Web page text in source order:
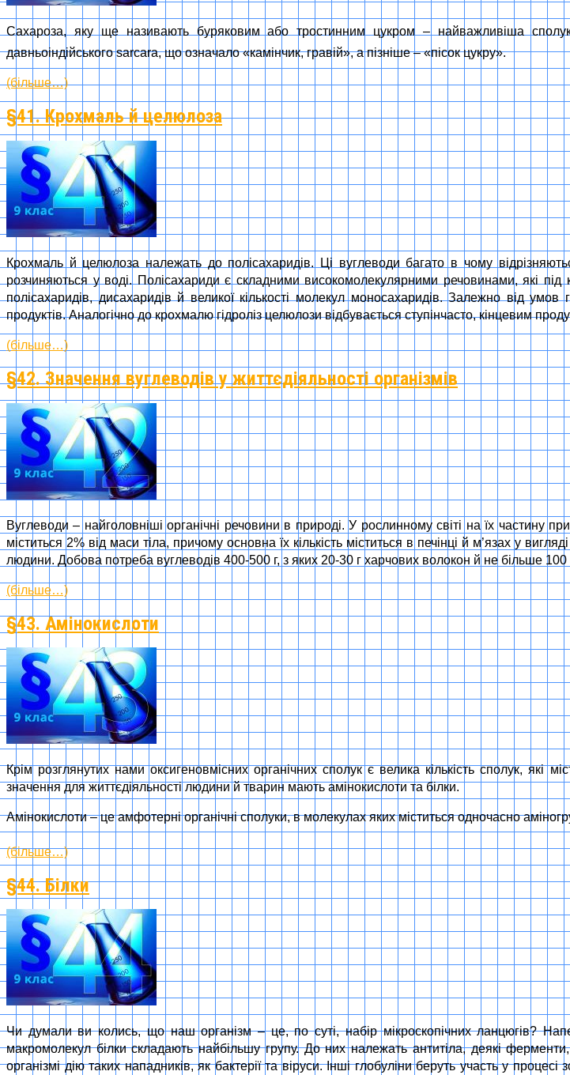
Сахароза, яку ще називають буряковим або тростинним цукром – найважливіша
давньоіндійського sarcara, що означало «камінчик, гравій», а пізніше – «пісок цукру».
(більше…)
§41. Крохмаль й целюлоза
Крохмаль й целюлоза належать до полісахаридів. Ці вуглеводи багато в чому
розчиняються у воді. Полісахариди є складними високомолекулярними речовинами, які
полісахаридів, дисахаридів й великої кількості молекул моносахаридів. Залежно від
продуктів. Аналогічно до крохмалю гідроліз целюлози відбувається ступінчасто, кінцевим
(більше…)
§42. Значення вуглеводів у життєдіяльності організмів
Вуглеводи – найголовніші органічні речовини в природі. У рослинному світі на їх частину
міститься 2% від маси тіла, причому основна їх кількість міститься в печінці й м’язах у
людини. Добова потреба вуглеводів 400-500 г, з яких 20-30 г харчових волокон й не більше 100
(більше…)
§43. Амінокислоти
Крім розглянутих нами оксигеновмісних органічних сполук є велика кількість сполук,
значення для життєдіяльності людини й тварин мають амінокислоти та білки.
Амінокислоти – це амфотерні органічні сполуки, в молекулах яких міститься одночасно
(більше…)
§44. Білки
Чи думали ви колись, що наш організм – це, по суті, набір мікроскопічних ланцюгів?
макромолекул білки складають найбільшу групу. До них належать антитіла, деякі
організмі дію таких нападників, як бактерії та віруси. Інші глобуліни беруть участь у